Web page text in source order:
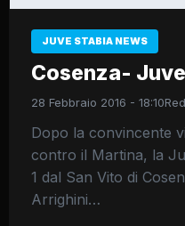
JUVE STABIA NEWS
Cosenza-
28 Febbraio 2016 - 18:10
Dopo la convincente
contro il Martina, la
1 dal San Vito di
Arrighini…